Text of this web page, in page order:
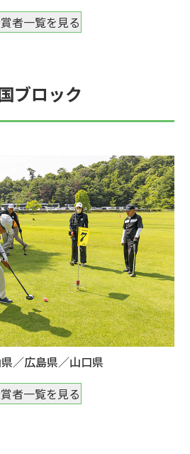
者一覧を見る
ブロック
／広島県／山口県
者一覧を見る